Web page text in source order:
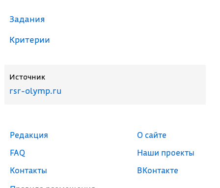
Задания
Критерии
Источник
rsr-olymp.ru
Редакция
FAQ
Контакты
О сайте
Наши проекты
ВКонтакте